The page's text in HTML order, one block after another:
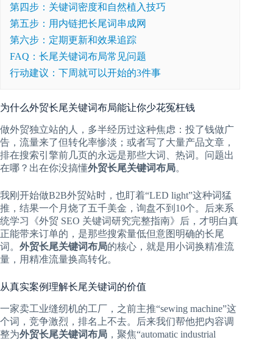
第四步：关键词密度和自然植入技巧
第五步：用内链把长尾词串成网
第六步：定期更新和效果追踪
FAQ：长尾关键词布局常见问题
行动建议：下周就可以开始的3件事
为什么外贸长尾关键词布局能让你少花冤枉钱
做外贸独立站的人，多半经历过这种焦虑：投了钱做广
告，流量来了但转化率惨淡；或者写了大量产品文章，
排在搜索引擎前几页的永远是那些大词、热词。问题出
在哪？出在你没搞懂外贸长尾关键词布局。
我刚开始做B2B外贸站时，也盯着“LED light”这种词猛
推，结果一个月烧了五千美金，询盘不到10个。后来系
统学习《外贸 SEO 关键词研究完整指南》后，才明白真
正能带来订单的，是那些搜索量低但意图明确的长尾
词。 外贸长尾关键词布局的核心，就是用小词换精准流
量，用精准流量换高转化。
从真实案例理解长尾关键词的价值
一家卖工业缝纫机的工厂，之前主推“sewing machine”这
个词，竞争激烈，排名上不去。后来我们帮他把内容调
整为外贸长尾关键词布局 ，聚焦“automatic industrial